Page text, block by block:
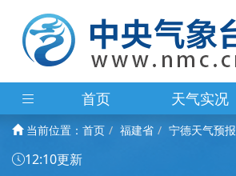
首页 天气实况
当前位置： 首页 福建省 宁德天气预报
12:10更新